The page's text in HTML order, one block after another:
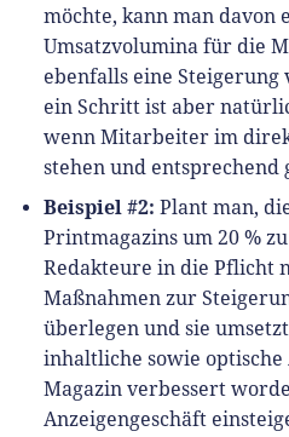
möchte, kann man davon
Umsatzvolumina für die
ebenfalls eine Steigerung
ein Schritt ist aber
wenn Mitarbeiter im
stehen und entsprechend
Beispiel #2: Plant man,
Printmagazins um 20 %
Redakteure in die Pflicht
Maßnahmen zur
überlegen und sie
inhaltliche sowie optische
Magazin verbessert
Anzeigengeschäft